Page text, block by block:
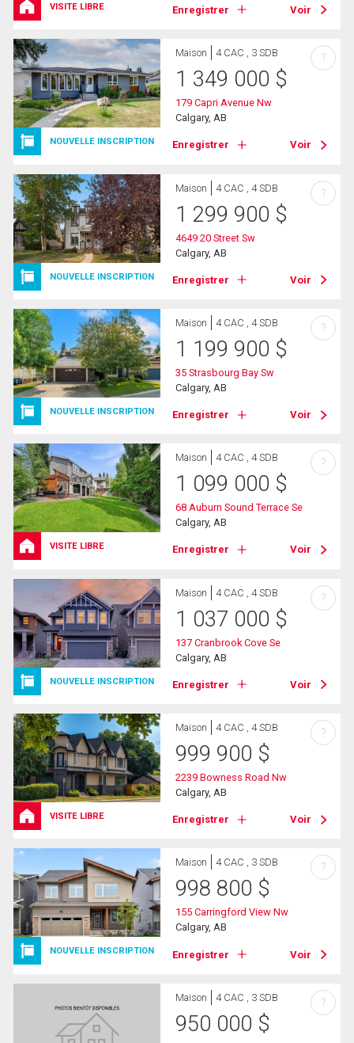
VISITE LIBRE Enregistrer Voir
NOUVELLE INSCRIPTION
Maison 4 CAC , 3 SDB
1 349 000 $
179 Capri Avenue Nw
Calgary, AB
Enregistrer Voir
?
NOUVELLE INSCRIPTION
Maison 4 CAC , 4 SDB
1 299 900 $
4649 20 Street Sw
Calgary, AB
Enregistrer Voir
?
NOUVELLE INSCRIPTION
Maison 4 CAC , 4 SDB
1 199 900 $
35 Strasbourg Bay Sw
Calgary, AB
Enregistrer Voir
?
VISITE LIBRE
Maison 4 CAC , 4 SDB
1 099 000 $
68 Auburn Sound Terrace Se
Calgary, AB
Enregistrer Voir
?
NOUVELLE INSCRIPTION
Maison 4 CAC , 4 SDB
1 037 000 $
137 Cranbrook Cove Se
Calgary, AB
Enregistrer Voir
?
VISITE LIBRE
Maison 4 CAC , 4 SDB
999 900 $
2239 Bowness Road Nw
Calgary, AB
Enregistrer Voir
?
NOUVELLE INSCRIPTION
Maison 4 CAC , 3 SDB
998 800 $
155 Carringford View Nw
Calgary, AB
Enregistrer Voir
?
Maison 4 CAC , 3 SDB
950 000 $
?